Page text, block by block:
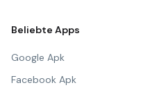
Beliebte Apps
Google Apk
Facebook Apk